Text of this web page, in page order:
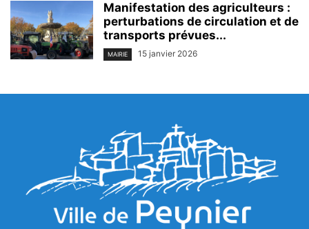
Manifestation des agriculteurs :
perturbations de circulation et de
transports prévues...
MAIRIE 15 janvier 2026